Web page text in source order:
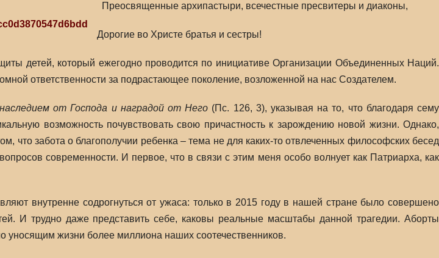
Преосвященные архипастыри, всечестные пресвитеры и диаконы,
Дорогие во Христе братья и сестры!
детей, который ежегодно проводится по инициативе Организации Объединенных Наций.
ответственности за подрастающее поколение, возложенной на нас Создателем.
наследием от Господа и наградой от Него (Пс. 126, 3), указывая на то, что благодаря сему
возможность почувствовать свою причастность к зарождению новой жизни. Однако,
что забота о благополучии ребенка – тема не для каких-то отвлеченных философских бесед
современности. И первое, что в связи с этим меня особо волнует как Патриарха, как
внутренне содрогнуться от ужаса: только в 2015 году в нашей стране было совершено
И трудно даже представить себе, каковы реальные масштабы данной трагедии. Аборты
уносящим жизни более миллиона наших соотечественников.